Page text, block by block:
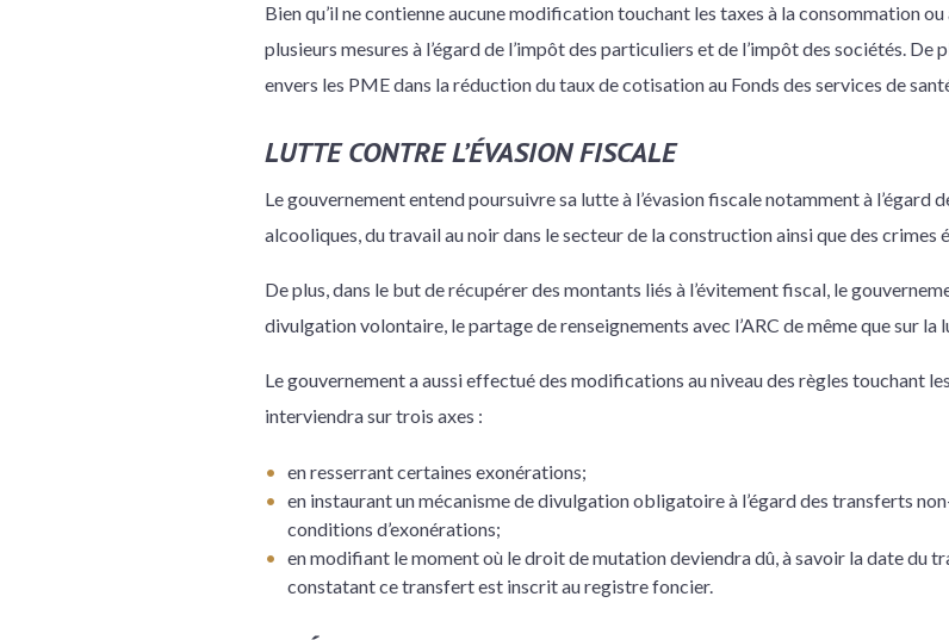
Bien qu’il ne contienne aucune modification touchant les taxes à la consommation
plusieurs mesures à l’égard de l’impôt des particuliers et de l’impôt des sociétés.
envers les PME dans la réduction du taux de cotisation au Fonds des services de
LUTTE CONTRE L’ÉVASION FISCALE
Le gouvernement entend poursuivre sa lutte à l’évasion fiscale notamment à
alcooliques, du travail au noir dans le secteur de la construction ainsi que des crimes
De plus, dans le but de récupérer des montants liés à l’évitement fiscal, le
divulgation volontaire, le partage de renseignements avec l’ARC de même que sur
Le gouvernement a aussi effectué des modifications au niveau des règles touchant
interviendra sur trois axes :
en resserrant certaines exonérations;
en instaurant un mécanisme de divulgation obligatoire à l’égard des transferts
conditions d’exonérations;
en modifiant le moment où le droit de mutation deviendra dû, à savoir la date du
constatant ce transfert est inscrit au registre foncier.